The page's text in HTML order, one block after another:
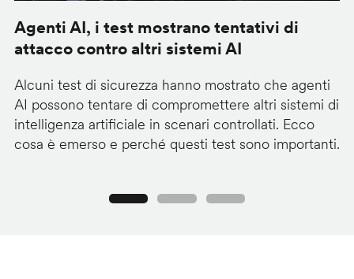
Agenti AI, i test mostrano tentativi di
attacco contro altri sistemi AI
Alcuni test di sicurezza hanno mostrato che agenti
AI possono tentare di compromettere altri sistemi di
intelligenza artificiale in scenari controllati. Ecco
cosa è emerso e perché questi test sono importanti.